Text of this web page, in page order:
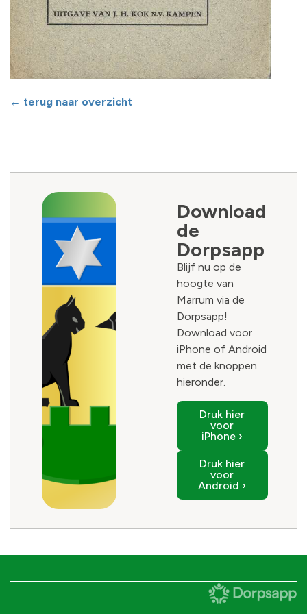
← terug naar overzicht
Download
de
Dorpsapp
Blijf nu op de
hoogte van
Marrum via de
Dorpsapp!
Download voor
iPhone of Android
met de knoppen
hieronder.
Druk hier
voor
iPhone ›
Druk hier
voor
Android ›